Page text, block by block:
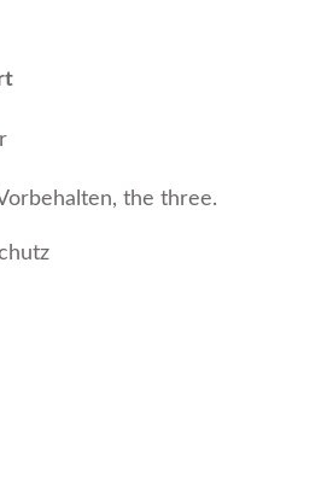
the three.